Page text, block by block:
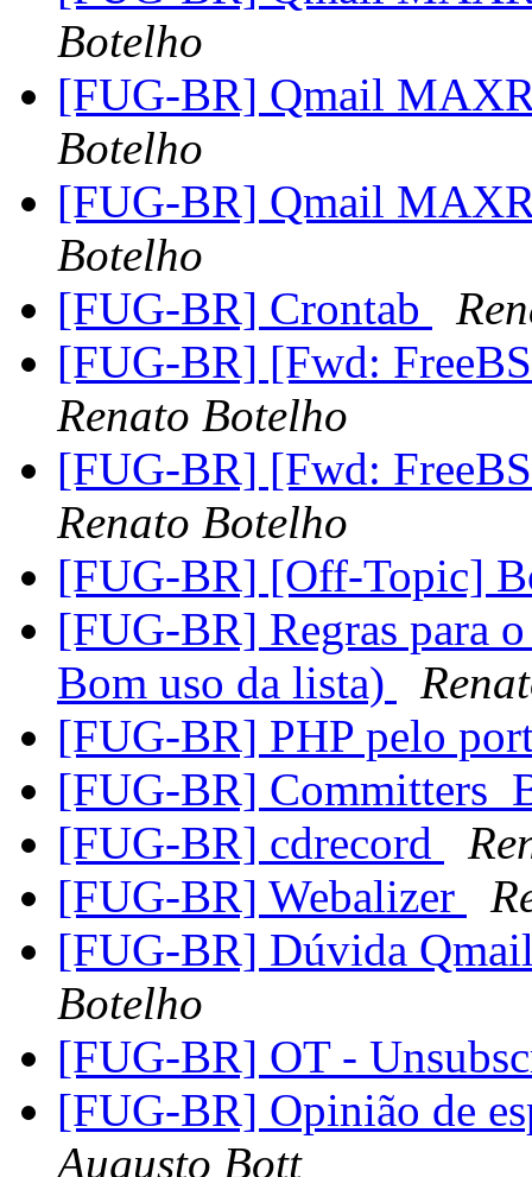
Botelho
[FUG-BR] Qmail
Botelho
[FUG-BR] Qmail
Botelho
[FUG-BR] Crontab
[FUG-BR] [Fwd:
Renato Botelho
[FUG-BR] [Fwd:
Renato Botelho
[FUG-BR] [Off-Topic]
[FUG-BR] Regras para
Bom uso da lista)
[FUG-BR] PHP pelo
[FUG-BR]
[FUG-BR] cdrecord
[FUG-BR] Webalizer
[FUG-BR] Dúvida
Botelho
[FUG-BR] OT -
[FUG-BR] Opinião de
Augusto Bott